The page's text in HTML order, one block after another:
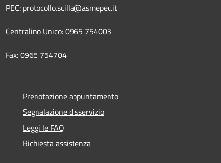
PEC: protocollo.scilla@asmepec.it
Centralino Unico: 0965 754003
Fax: 0965 754704
Prenotazione appuntamento
Segnalazione disservizio
Leggi le FAQ
Richiesta assistenza